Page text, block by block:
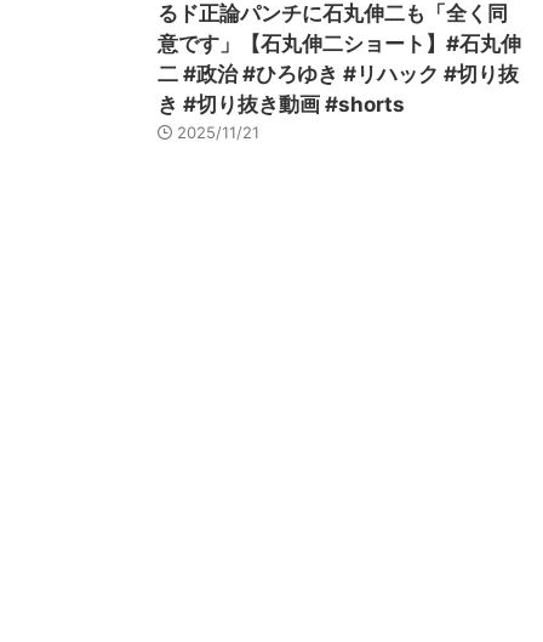
るド正論パンチに石丸伸二も「全く同
意です」【石丸伸二ショート】#石丸伸
二 #政治 #ひろゆき #リハック #切り抜
き #切り抜き動画 #shorts
2025/11/21